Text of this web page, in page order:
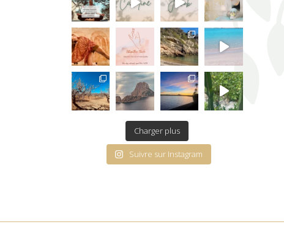
Charger plus
Suivre sur Instagram